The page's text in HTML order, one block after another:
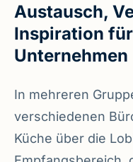
Austausch,
Inspiration
Unternehmen
In mehreren
verschiedenen
Küche über die